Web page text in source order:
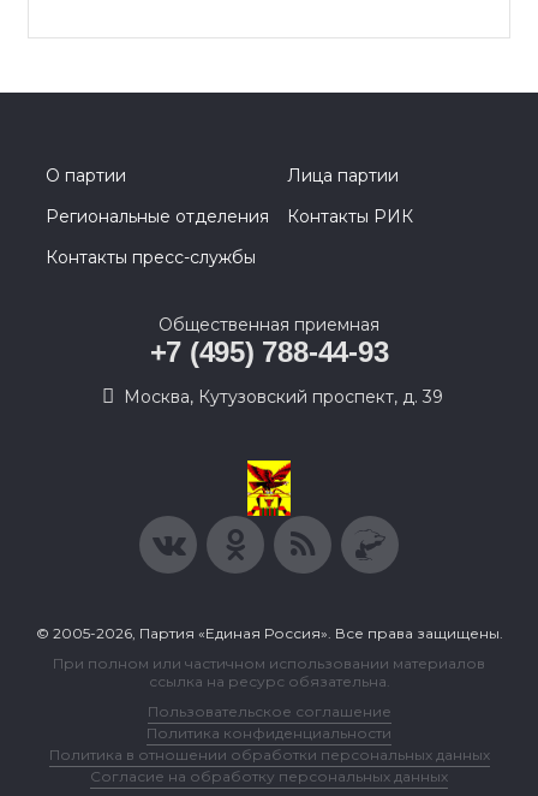
О партии
Лица партии
Региональные отделения
Контакты РИК
Контакты пресс-службы
Общественная приемная
+7 (495) 788-44-93
Москва, Кутузовский проспект, д. 39
© 2005-2026, Партия «Единая Россия». Все права защищены.
При полном или частичном использовании материалов
ссылка на ресурс обязательна.
Пользовательское соглашение
Политика конфиденциальности
Политика в отношении обработки персональных данных
Согласие на обработку персональных данных